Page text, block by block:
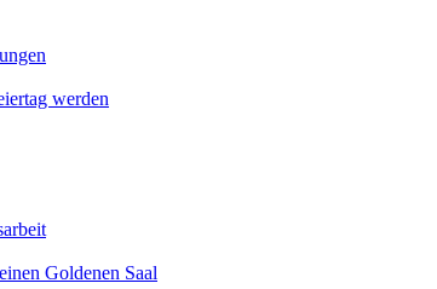
werden
Goldenen Saal